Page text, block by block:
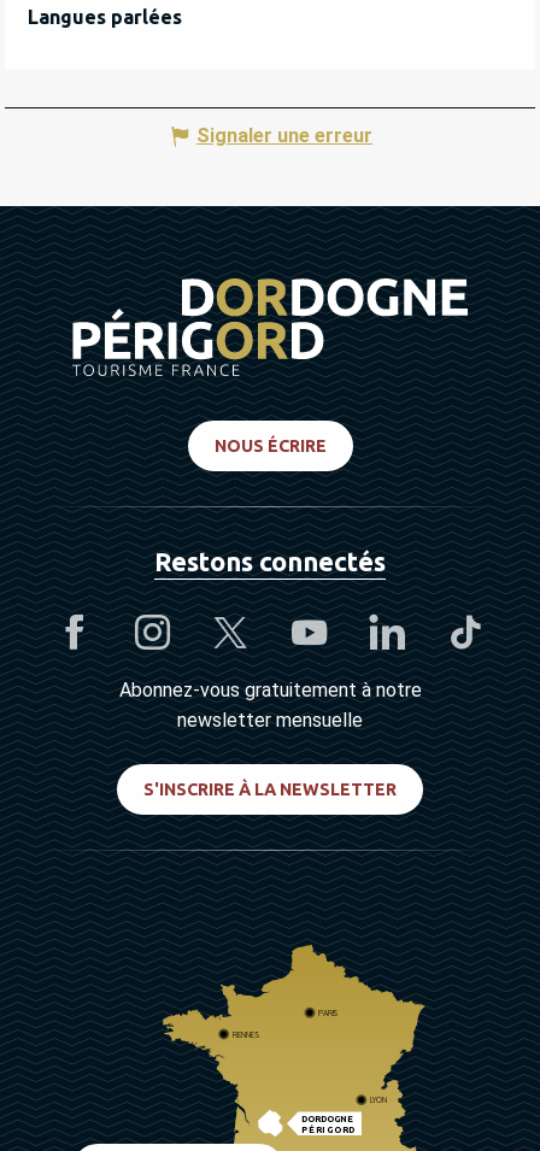
Langues parlées
Langues parlées
Signaler une erreur
NOUS ÉCRIRE
Restons connectés
Abonnez-vous gratuitement à notre
newsletter mensuelle
S'INSCRIRE À LA NEWSLETTER
DORDOGNE
PÉRIGORD
PARIS
RENNES
LYON